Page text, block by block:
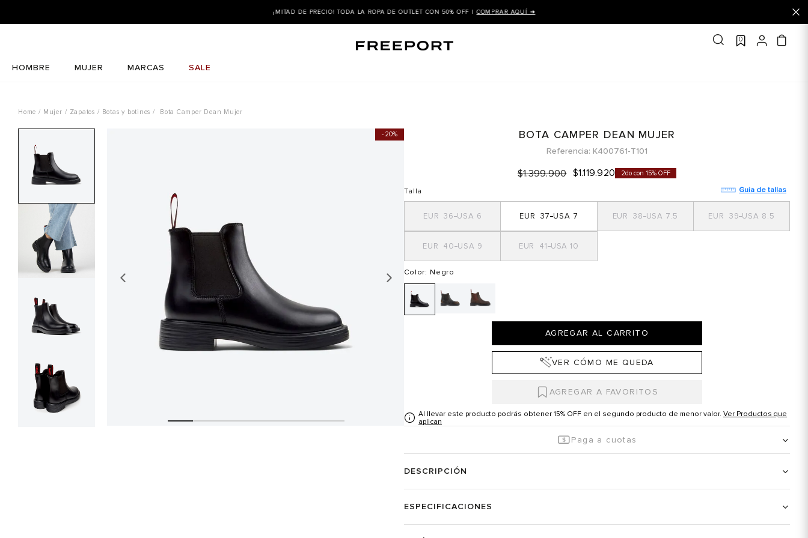
¡MITAD DE PRECIO! TODA LA ROPA DE OUTLET CON 50% OFF |COMPRAR AQUÍ ➜
0
HOMBRE MUJER MARCAS SALE
Mujer Zapatos Botas y botines Bota Camper Dean Mujer
20% BOTA CAMPER DEAN MUJER
Referencia K400761-T101
$1.399.900 $1.119.920 2do con 15% OFF
Talla Guia de tallas
6
36 7
37 7.5
38 8.5
39
9
40 10
41
Color: Negro
AGREGAR AL CARRITO
VER CÓMO ME QUEDA
Al llevar este producto podrás obtener 15% OFF en el segundo producto de menor valor. Ver Productos que
aplican
Paga a cuotas
DESCRIPCIÓN
ESPECIFICACIONES